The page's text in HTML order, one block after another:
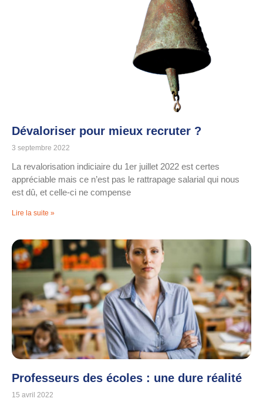
Dévaloriser pour mieux recruter ?
3 septembre 2022
La revalorisation indiciaire du 1er juillet 2022 est certes
appréciable mais ce n’est pas le rattrapage salarial qui nous
est dû, et celle-ci ne compense
Lire la suite »
Professeurs des écoles : une dure réalité
15 avril 2022